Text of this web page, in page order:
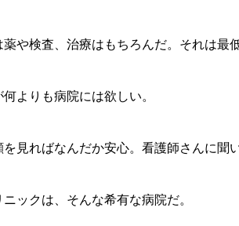
や検査、治療はもちろんだ。それは最
よりも病院には欲しい。
見ればなんだか安心。看護師さんに聞
ックは、そんな希有な病院だ。